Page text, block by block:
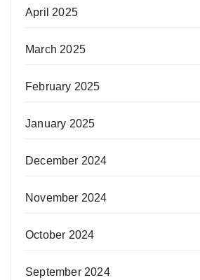
April 2025
March 2025
February 2025
January 2025
December 2024
November 2024
October 2024
September 2024